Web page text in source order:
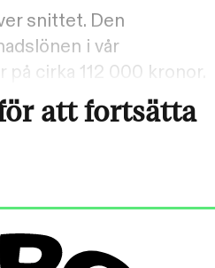
snittet. Den
i vår
cirka 112 000 kronor.
att fortsätta